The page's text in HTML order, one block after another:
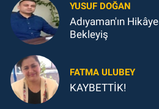
YUSUF DOĞAN
Adıyaman'ın
Bekleyiş
FATMA ULUBEY
KAYBETTİK!